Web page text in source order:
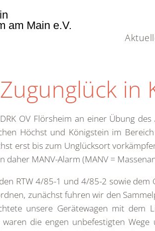
am Main e.V.
in
OV Flörsheim an einer Übung
Höchst und Königstein im
erst bis zum Unglücksort
MANV-Alarm (MANV =
RTW 4/85-1 und 4/85-2 sowie
zunächst fuhren wir den
unsere Gerätewagen mit
die engen unbefestigten